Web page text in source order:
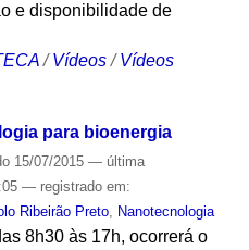
e disponibilidade de
/Vídeos /Vídeos
para bioenergia
15/07/2015 — última
— registrado em:
Ribeirão Preto, Nanotecnologia
8h30 às 17h, ocorrerá o